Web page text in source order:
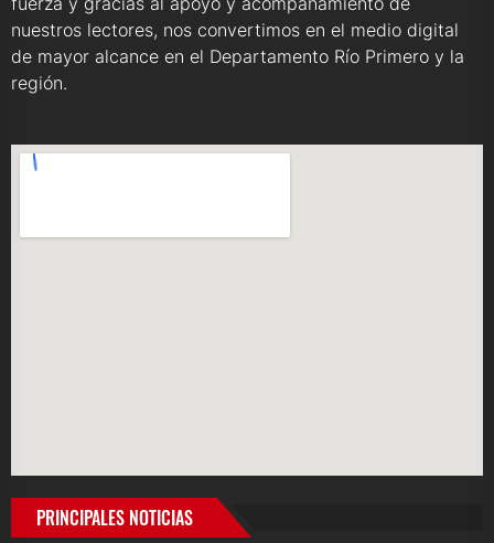
nuestros lectores, nos convertimos en el medio digital
de mayor alcance en el Departamento Río Primero y la
región.
PRINCIPALES NOTICIAS